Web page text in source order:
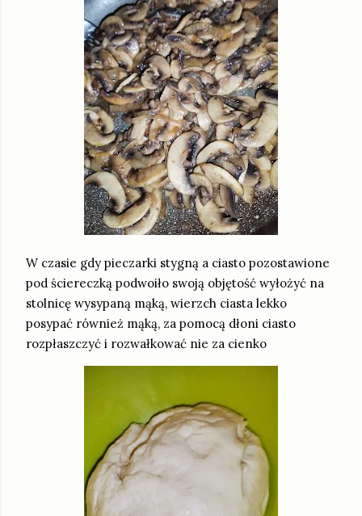
W czasie gdy pieczarki stygną a ciasto pozostawione
pod ściereczką podwoiło swoją objętość wyłożyć na
stolnicę wysypaną mąką, wierzch ciasta lekko
posypać również mąką, za pomocą dłoni ciasto
rozpłaszczyć i rozwałkować nie za cienko